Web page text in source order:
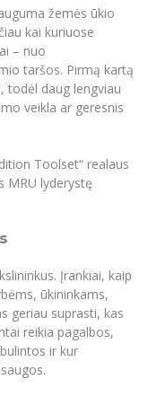
žemės ūkio
kai kuriuose
– nuo
taršos. Pirmą kartą
todėl daug lengviau
veikla ar geresnis
Toolset“ realaus
MRU lyderystę
Įrankiai, kaip
ūkininkams,
geriau suprasti, kas
reikia pagalbos,
ir kur